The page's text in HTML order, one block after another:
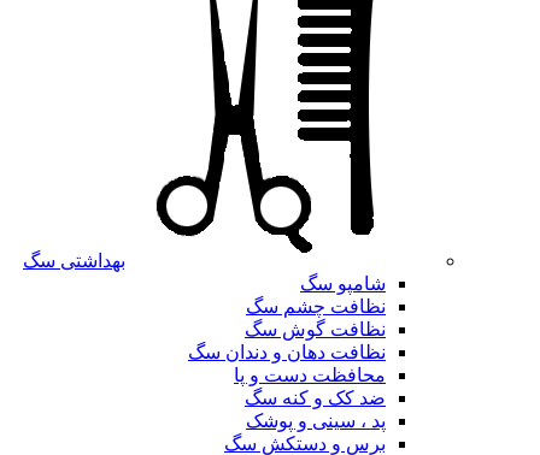
بهداشتی سگ
شامپو سگ
نظافت چشم سگ
نظافت گوش سگ
نظافت دهان و دندان سگ
محافظت دست و پا
ضد کک و کنه سگ
پد ، سینی و پوشک
برس و دستکش سگ